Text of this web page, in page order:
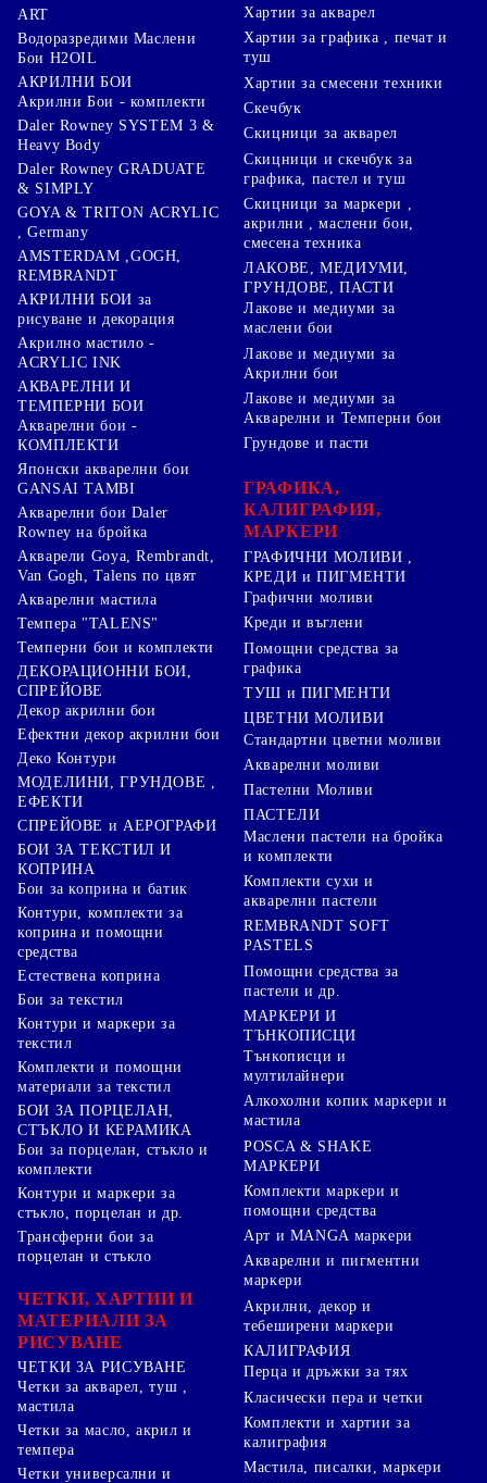
ART
Водоразредими Маслени
Бои H2OIL
АКРИЛНИ БОИ
Акрилни Бои - комплекти
Daler Rowney SYSTEM 3 &
Heavy Body
Daler Rowney GRADUATE
& SIMPLY
GOYA & TRITON АCRYLIC
, Germany
AMSTERDAM ,GOGH,
REMBRANDT
АКРИЛНИ БОИ за
рисуване и декорация
Акрилно мастило -
ACRYLIC INK
АКВАРЕЛНИ И
ТЕМПЕРНИ БОИ
Акварелни бои -
КОМПЛЕКТИ
Японски акварелни бои
GANSAI TAMBI
Акварелни бои Daler
Rowney на бройка
Акварели Goya, Rembrandt,
Van Gogh, Talens по цвят
Акварелни мастила
Темпера "TALENS"
Темперни бои и комплекти
ДЕКОРАЦИОННИ БОИ,
СПРЕЙОВЕ
Декор акрилни бои
Ефектни декор акрилни бои
Деко Контури
МОДЕЛИНИ, ГРУНДОВЕ ,
ЕФЕКТИ
СПРЕЙОВЕ и АЕРОГРАФИ
БОИ ЗА ТЕКСТИЛ И
КОПРИНА
Бои за коприна и батик
Контури, комплекти за
коприна и помощни
средства
Естествена коприна
Бои за текстил
Контури и маркери за
текстил
Комплекти и помощни
материали за текстил
БОИ ЗА ПОРЦЕЛАН,
СТЪКЛО И КЕРАМИКА
Бои за порцелан, стъкло и
комплекти
Контури и маркери за
стъкло, порцелан и др.
Трансферни бои за
порцелан и стъкло
ЧЕТКИ, ХАРТИИ И
МАТЕРИАЛИ ЗА
РИСУВАНЕ
ЧЕТКИ ЗА РИСУВАНЕ
Четки за акварел, туш ,
мастила
Четки за масло, акрил и
темпера
Четки универсални и
Хартии за акварел
Хартии за графика , печат и
туш
Хартии за смесени техники
Скечбук
Скицници за акварел
Скицници и скечбук за
графика, пастел и туш
Скицници за маркери ,
акрилни , маслени бои,
смесена техника
ЛАКОВЕ, МЕДИУМИ,
ГРУНДОВЕ, ПАСТИ
Лакове и медиуми за
маслени бои
Лакове и медиуми за
Акрилни бои
Лакове и медиуми за
Акварелни и Темперни бои
Грундове и пасти
ГРАФИКА,
КАЛИГРАФИЯ,
МАРКЕРИ
ГРАФИЧНИ МОЛИВИ ,
КРЕДИ и ПИГМЕНТИ
Графични моливи
Креди и въглени
Помощни средства за
графика
ТУШ и ПИГМЕНТИ
ЦВЕТНИ МОЛИВИ
Стандартни цветни моливи
Акварелни моливи
Пастелни Моливи
ПАСТЕЛИ
Маслени пастели на бройка
и комплекти
Комплекти сухи и
акварелни пастели
REMBRANDT SOFT
PASTELS
Помощни средства за
пастели и др.
МАРКЕРИ И
ТЪНКОПИСЦИ
Тънкописци и
мултилайнери
Алкохолни копик маркери и
мастила
POSCA & SHAKE
МАРКЕРИ
Комплекти маркери и
помощни средства
Арт и MANGA маркери
Акварелни и пигментни
маркери
Акрилни, декор и
тебеширени маркери
КАЛИГРАФИЯ
Перца и дръжки за тях
Класически пера и четки
Комплекти и хартии за
калиграфия
Мастила, писалки, маркери